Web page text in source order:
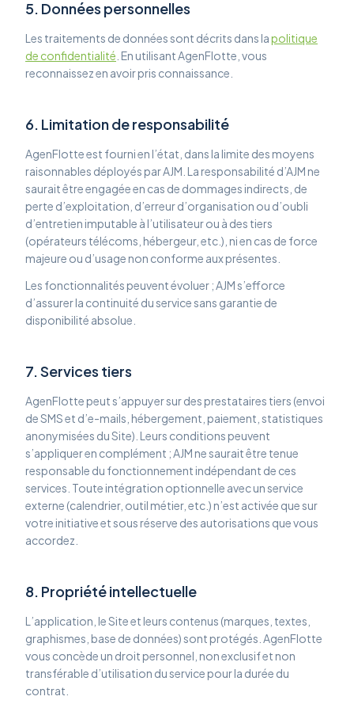
5. Données personnelles
Les traitements de données sont décrits dans lapolitique
de confidentialité . En utilisant AgenFlotte, vous
reconnaissez en avoir pris connaissance.
6. Limitation de responsabilité
AgenFlotte est fourni en l’état, dans la limite des moyens
raisonnables déployés par AJM. La responsabilité d’AJM ne
saurait être engagée en cas de dommages indirects, de
perte d’exploitation, d’erreur d’organisation ou d’oubli
d’entretien imputable à l’utilisateur ou à des tiers
(opérateurs télécoms, hébergeur, etc.), ni en cas de force
majeure ou d’usage non conforme aux présentes.
Les fonctionnalités peuvent évoluer ; AJM s’efforce
d’assurer la continuité du service sans garantie de
disponibilité absolue.
7. Services tiers
AgenFlotte peut s’appuyer sur des prestataires tiers (envoi
de SMS et d’e-mails, hébergement, paiement, statistiques
anonymisées du Site). Leurs conditions peuvent
s’appliquer en complément ; AJM ne saurait être tenue
responsable du fonctionnement indépendant de ces
services. Toute intégration optionnelle avec un service
externe (calendrier, outil métier, etc.) n’est activée que sur
votre initiative et sous réserve des autorisations que vous
accordez.
8. Propriété intellectuelle
L’application, le Site et leurs contenus (marques, textes,
graphismes, base de données) sont protégés. AgenFlotte
vous concède un droit personnel, non exclusif et non
transférable d’utilisation du service pour la durée du
contrat.